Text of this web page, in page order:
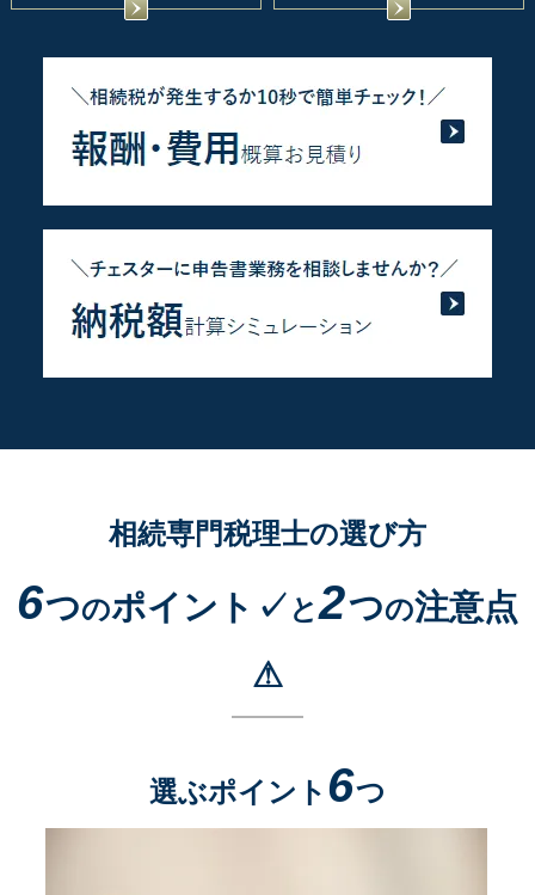
相続専門税理士の選び方
6つのポイント✓ と2つの注意点
⚠
選ぶポイント 6つ